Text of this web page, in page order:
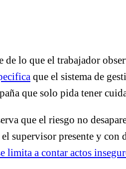
lo que el trabajador
que el sistema de
que solo pida tener
que el riesgo no
supervisor presente y con
limita a contar actos